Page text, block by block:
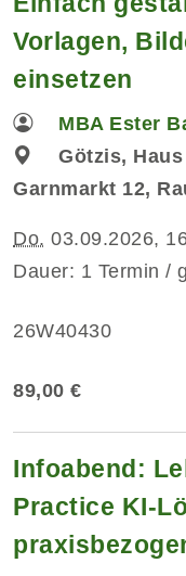
Vorlagen,
einsetzen
MBA Ester
Götzis,
Garnmarkt 12,
Do. 03.09.2026,
Dauer: 1 Termin /
26W40430
89,00 €
Infoabend:
Practice KI-